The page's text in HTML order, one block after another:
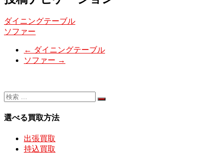
ダイニングテーブル
ソファー
← ダイニングテーブル
ソファー →
選べる買取方法
出張買取
持込買取